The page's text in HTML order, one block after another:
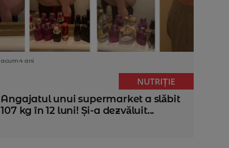
acum 4 ani
NUTRIȚIE
Angajatul unui supermarket a slăbit
107 kg în 12 luni! Și-a dezvăluit...